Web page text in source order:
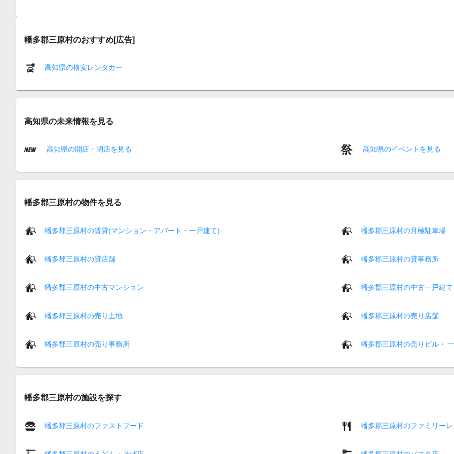
幡多郡三原村のおすすめ[広告]
高知県の格安レンタカー
高知県の未来情報を見る
高知県の開店・閉店を見る 高知県のイベントを見る
幡多郡三原村の物件を見る
幡多郡三原村の賃貸(マンション・アパート・一戸建て) 幡多郡三原村の月極駐車場
幡多郡三原村の貸店舗 幡多郡三原村の貸事務所
幡多郡三原村の中古マンション 幡多郡三原村の中古一戸建て
幡多郡三原村の売り土地 幡多郡三原村の売り店舗
幡多郡三原村の売り事務所 幡多郡三原村の売りビル・
幡多郡三原村の施設を探す
幡多郡三原村のファストフード 幡多郡三原村のファミリー